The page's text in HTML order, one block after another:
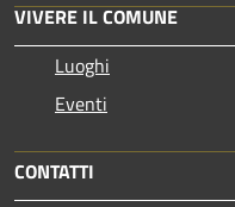
VIVERE IL COMUNE
Luoghi
Eventi
CONTATTI